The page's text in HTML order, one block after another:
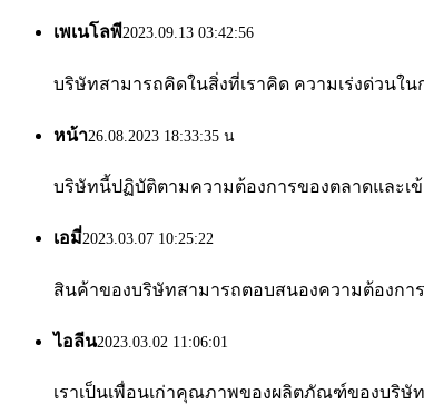
เพเนโลพี2023.09.13 03:42:56
บริษัทสามารถคิดในสิ่งที่เราคิด ความเร่งด่วนใ
หน้า26.08.2023 18:33:35 น
บริษัทนี้ปฏิบัติตามความต้องการของตลาดและ
เอมี่2023.03.07 10:25:22
สินค้าของบริษัทสามารถตอบสนองความต้องก
ไอลีน2023.03.02 11:06:01
เราเป็นเพื่อนเก่าคุณภาพของผลิตภัณฑ์ของบริ